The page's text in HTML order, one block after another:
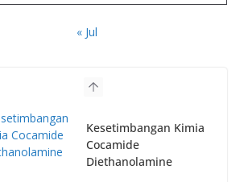
« Jul
Kesetimbangan Kimia
Cocamide
Diethanolamine